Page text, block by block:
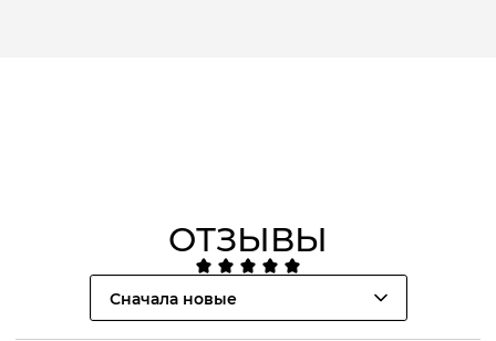
ОТЗЫВЫ
Сначала новые